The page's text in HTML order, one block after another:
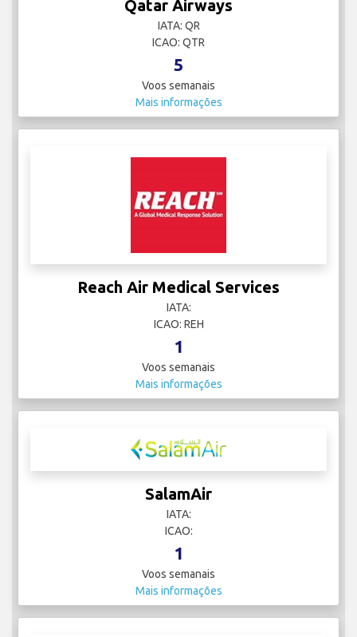
Qatar Airways
IATA: QR
ICAO: QTR
5
Voos semanais
Mais informações
Reach Air Medical Services
IATA:
ICAO: REH
1
Voos semanais
Mais informações
SalamAir
IATA:
ICAO:
1
Voos semanais
Mais informações